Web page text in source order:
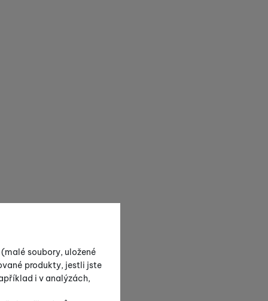
soubory, uložené
produkty, jestli jste
i v analýzách,